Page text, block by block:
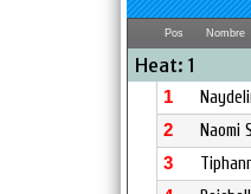
Pos Nombre
Heat: 1
1
2 Naomi
3